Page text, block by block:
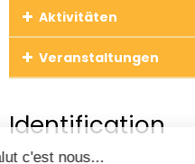
Aktivitäten
Veranstaltungen
Identification